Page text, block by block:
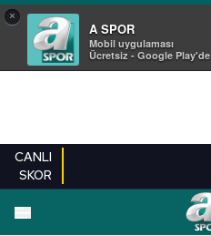
×
A SPOR
Mobil uygulaması
Ücretsiz - Google Play'de
CANLI
SKOR